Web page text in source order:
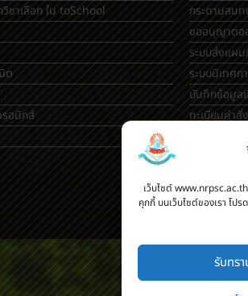
เว็บไซต์
คุกกี้ บนเว็บไซต์ของเรา โป
รับทร
ชาเลือก ใน toSchool
ต
รอนิกส์
กระดานสน
ขออนุญาตอ
ระบบส่งแผ
ระบบนิเทศก
บันทึกข้อมูล
ทะเบียนคำสั่ง